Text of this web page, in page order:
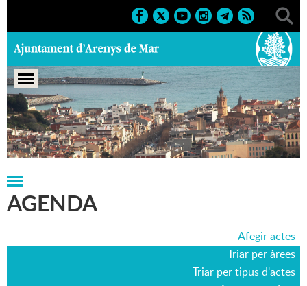
Portada > Agenda > 05-06-2014
AGENDA
Afegir actes
Triar per àrees
Triar per tipus d'actes